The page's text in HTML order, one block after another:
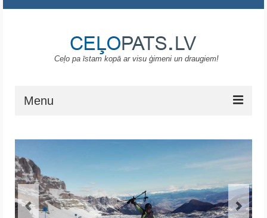
Ceļo pa īstam kopā ar visu ģimeni un draugiem!
Menu
Gruzija
Portugāle
ASV